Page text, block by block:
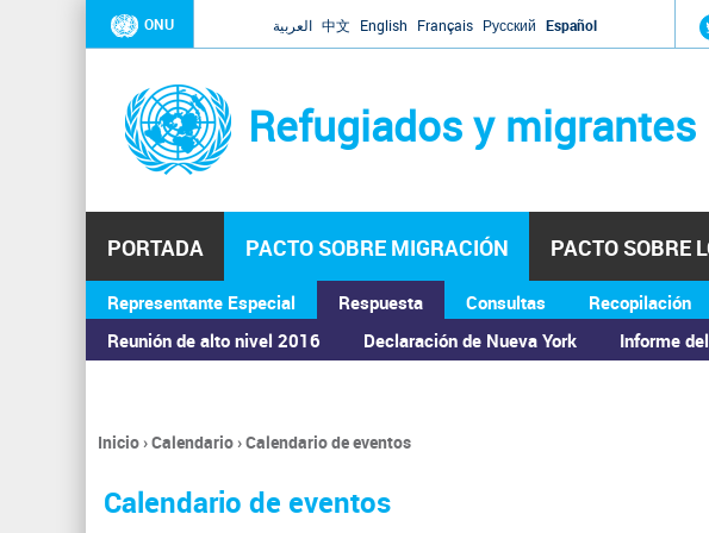
ONU العربية 中文 English Français Русский Español
Refugiados y migrantes
PORTADA PACTO SOBRE MIGRACIÓN
Representante Especial
Respuesta
Reunión de alto nivel 2016
Declaración de Nueva York Informe
Consultas Recopilación
PACTO SOBRE
ASAMBLEA GENERAL
Se
encuentra
usted
Inicio›Calendario›Calendario de eventos
Calendario de eventos